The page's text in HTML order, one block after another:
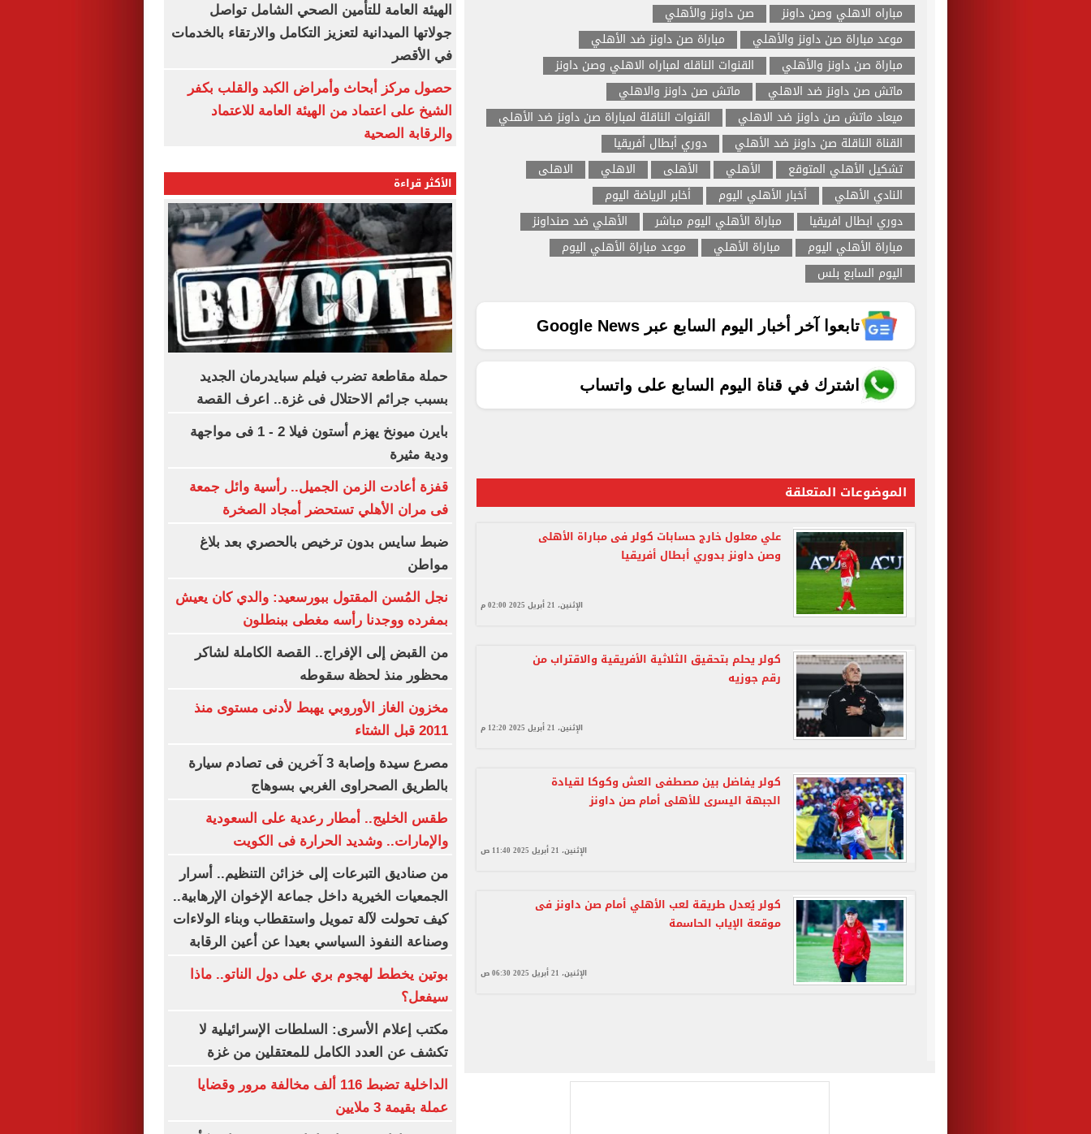
مباراه الاهلي وصن داونز
صن داونز والأهلي
موعد مباراة صن داونز والأهلي
مباراة صن داونز ضد الأهلي
مباراة صن داونز والأهلي
القنوات الناقله لمباراه الاهلي وصن داونز
ماتش صن داونز ضد الاهلي
ماتش صن داونز والاهلي
ميعاد ماتش صن داونز ضد الاهلي
القنوات الناقلة لمباراة صن داونز ضد الأهلي
القناة الناقلة صن داونز ضد الأهلي
دوري أبطال أفريقيا
تشكيل الأهلي المتوقع
الأهلي الأهلى الاهلي
الاهلى
النادي الأهلي
أخبار الأهلي اليوم
أخابر الرياضة اليوم
دوري ابطال افريقيا
مباراة الأهلي اليوم مباشر
الأهلي ضد صنداونز
مباراة الأهلي اليوم
مباراة الأهلي
موعد مباراة الأهلي اليوم
اليوم السابع بلس
تابعوا آخر أخبار اليوم السابع عبر Google News
اشترك في قناة اليوم السابع على واتساب
الموضوعات المتعلقة
علي معلول خارج حسابات كولر فى مباراة الأهلى
وصن داونز بدوري أبطال أفريقيا
الإثنين، 21 أبريل 2025 02:00 م
كولر يحلم بتحقيق الثلاثية الأفريقية والاقتراب من
رقم جوزيه
الإثنين، 21 أبريل 2025 12:20 م
كولر يفاضل بين مصطفى العش وكوكا لقيادة
الجبهة اليسرى للأهلى أمام صن داونز
الإثنين، 21 أبريل 2025 11:40 ص
كولر يُعدل طريقة لعب الأهلي أمام صن داونز فى
موقعة الإياب الحاسمة
الإثنين، 21 أبريل 2025 06:30 ص
الهيئة العامة للتأمين الصحي الشامل تواصل
جولاتها الميدانية لتعزيز التكامل والارتقاء بالخدمات
في الأقصر
حصول مركز أبحاث وأمراض الكبد والقلب بكفر
الشيخ على اعتماد من الهيئة العامة للاعتماد
والرقابة الصحية
الأكثر قراءة
حملة مقاطعة تضرب فيلم سبايدرمان الجديد
بسبب جرائم الاحتلال فى غزة.. اعرف القصة
بايرن ميونخ يهزم أستون فيلا 2 - 1 فى مواجهة
ودية مثيرة
قفزة أعادت الزمن الجميل.. رأسية وائل جمعة
فى مران الأهلي تستحضر أمجاد الصخرة
ضبط سايس بدون ترخيص بالحصري بعد بلاغ
مواطن
نجل المُسن المقتول ببورسعيد: والدي كان يعيش
بمفرده ووجدنا رأسه مغطى ببنطلون
من القبض إلى الإفراج.. القصة الكاملة لشاكر
محظور منذ لحظة سقوطه
مخزون الغاز الأوروبي يهبط لأدنى مستوى منذ
2011 قبل الشتاء
مصرع سيدة وإصابة 3 آخرين فى تصادم سيارة
بالطريق الصحراوى الغربي بسوهاج
طقس الخليج.. أمطار رعدية على السعودية
والإمارات.. وشديد الحرارة فى الكويت
من صناديق التبرعات إلى خزائن التنظيم.. أسرار
الجمعيات الخيرية داخل جماعة الإخوان الإرهابية..
كيف تحولت لآلة تمويل واستقطاب وبناء الولاءات
وصناعة النفوذ السياسي بعيدا عن أعين الرقابة
بوتين يخطط لهجوم بري على دول الناتو.. ماذا
سيفعل؟
مكتب إعلام الأسرى: السلطات الإسرائيلية لا
تكشف عن العدد الكامل للمعتقلين من غزة
الداخلية تضبط 116 ألف مخالفة مرور وقضايا
عملة بقيمة 3 ملايين